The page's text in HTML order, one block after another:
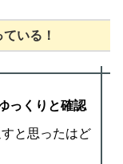
いる！
っくりと確認
と思ったはど